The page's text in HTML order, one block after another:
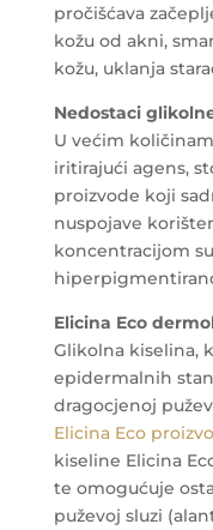
pročišćava
kožu od akni,
kožu, uklanja
Nedostaci
U većim
iritirajući agens,
proizvode koji
nuspojave
koncentracijom
Elicina Eco
Glikolna kiselina,
epidermalnih
dragocjenoj
Elicina Eco
kiseline Elicina
te omogućuje
puževoj sluzi